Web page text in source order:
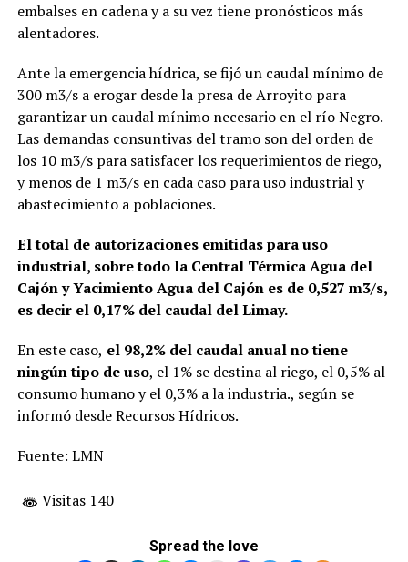
embalses en cadena y a su vez tiene pronósticos más
alentadores.
Ante la emergencia hídrica, se fijó un caudal mínimo de
300 m3/s a erogar desde la presa de Arroyito para
garantizar un caudal mínimo necesario en el río Negro.
Las demandas consuntivas del tramo son del orden de
los 10 m3/s para satisfacer los requerimientos de riego,
y menos de 1 m3/s en cada caso para uso industrial y
abastecimiento a poblaciones.
El total de autorizaciones emitidas para uso
industrial, sobre todo la Central Térmica Agua del
Cajón y Yacimiento Agua del Cajón es de 0,527 m3/s,
es decir el 0,17% del caudal del Limay.
En este caso, el 98,2% del caudal anual no tiene
ningún tipo de uso, el 1% se destina al riego, el 0,5% al
consumo humano y el 0,3% a la industria., según se
informó desde Recursos Hídricos.
Fuente: LMN
Visitas 140
Spread the love